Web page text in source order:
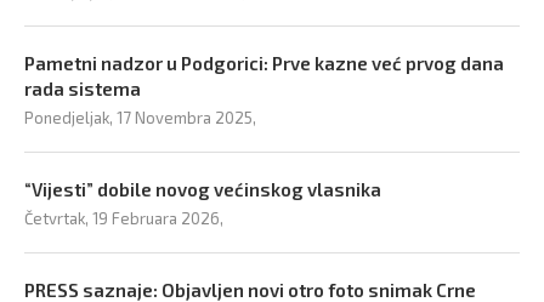
Pametni nadzor u Podgorici: Prve kazne već prvog dana
rada sistema
Ponedjeljak, 17 Novembra 2025,
“Vijesti” dobile novog većinskog vlasnika
Četvrtak, 19 Februara 2026,
PRESS saznaje: Objavljen novi otro foto snimak Crne